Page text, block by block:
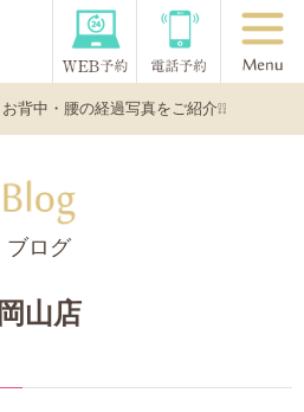
お背中・腰の経過写真をご紹介❕❕
ブログ
岡山店